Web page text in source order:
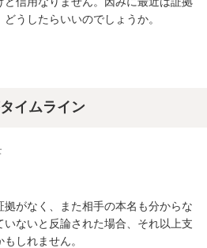
うしたらいいのでしょうか。
イムライン
拠がなく、また相手の本名も分からな
ないと反論された場合、それ以上支
しれません。